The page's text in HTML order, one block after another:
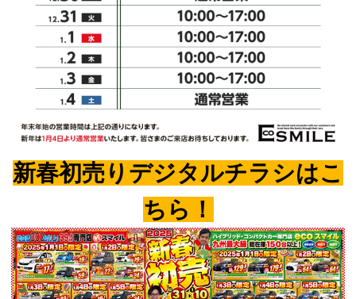
新春初売りデジタルチラシはこ
ちら！